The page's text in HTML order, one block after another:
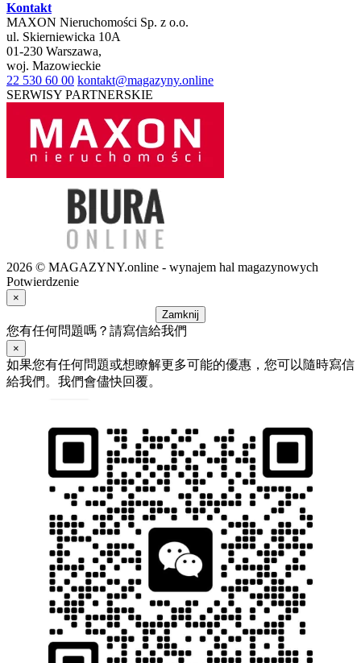
Kontakt
MAXON Nieruchomości Sp. z o.o.
ul. Skierniewicka 10A
01-230 Warszawa,
woj. Mazowieckie
22 530 60 00 kontakt@magazyny.online
SERWISY PARTNERSKIE
2026 © MAGAZYNY.online - wynajem hal magazynowych
Potwierdzenie
×
Zamknij
您有任何問題嗎？請寫信給我們
×
如果您有任何問題或想瞭解更多可能的優惠，您可以隨時寫信
給我們。我們會儘快回覆。